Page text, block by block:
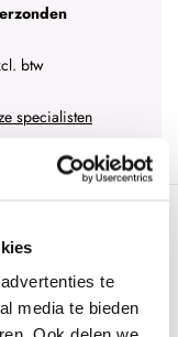
te
media te bieden
btw
specialisten
product om je